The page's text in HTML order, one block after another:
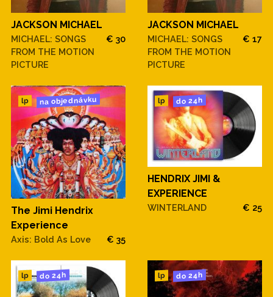
JACKSON MICHAEL
MICHAEL: SONGS
FROM THE MOTION
PICTURE
€ 30
JACKSON MICHAEL
MICHAEL: SONGS
FROM THE MOTION
PICTURE
€ 17
lp na objednávku
The Jimi Hendrix
Experience
Axis: Bold As Love € 35
lp do 24h
HENDRIX JIMI &
EXPERIENCE
WINTERLAND € 25
lp do 24h lp do 24h